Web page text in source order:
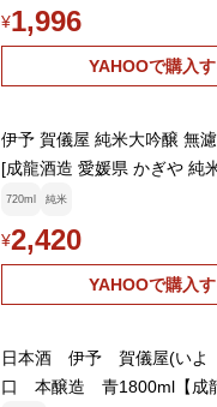
¥1,996
YAHOOで購入
伊予 賀儀屋 純米大吟醸 無
[成龍酒造 愛媛県 かぎや 純
720ml 純米
¥2,420
YAHOOで購入
日本酒 伊予 賀儀屋(い
口 本醸造 青1800ml【成龍